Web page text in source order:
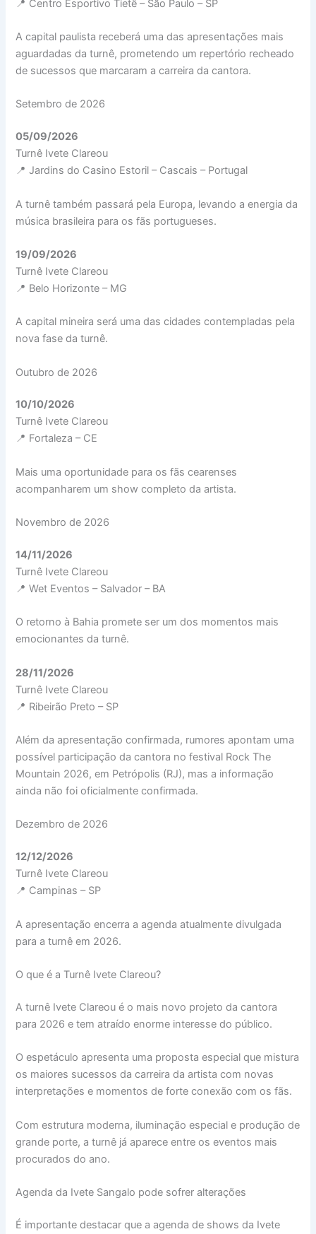
📍 Centro Esportivo Tietê – São Paulo – SP
A capital paulista receberá uma das apresentações mais
aguardadas da turnê, prometendo um repertório recheado
de sucessos que marcaram a carreira da cantora.
Setembro de 2026
05/09/2026
Turnê Ivete Clareou
📍 Jardins do Casino Estoril – Cascais – Portugal
A turnê também passará pela Europa, levando a energia da
música brasileira para os fãs portugueses.
19/09/2026
Turnê Ivete Clareou
📍 Belo Horizonte – MG
A capital mineira será uma das cidades contempladas pela
nova fase da turnê.
Outubro de 2026
10/10/2026
Turnê Ivete Clareou
📍 Fortaleza – CE
Mais uma oportunidade para os fãs cearenses
acompanharem um show completo da artista.
Novembro de 2026
14/11/2026
Turnê Ivete Clareou
📍 Wet Eventos – Salvador – BA
O retorno à Bahia promete ser um dos momentos mais
emocionantes da turnê.
28/11/2026
Turnê Ivete Clareou
📍 Ribeirão Preto – SP
Além da apresentação confirmada, rumores apontam uma
possível participação da cantora no festival Rock The
Mountain 2026, em Petrópolis (RJ), mas a informação
ainda não foi oficialmente confirmada.
Dezembro de 2026
12/12/2026
Turnê Ivete Clareou
📍 Campinas – SP
A apresentação encerra a agenda atualmente divulgada
para a turnê em 2026.
O que é a Turnê Ivete Clareou?
A turnê Ivete Clareou é o mais novo projeto da cantora
para 2026 e tem atraído enorme interesse do público.
O espetáculo apresenta uma proposta especial que mistura
os maiores sucessos da carreira da artista com novas
interpretações e momentos de forte conexão com os fãs.
Com estrutura moderna, iluminação especial e produção de
grande porte, a turnê já aparece entre os eventos mais
procurados do ano.
Agenda da Ivete Sangalo pode sofrer alterações
É importante destacar que a agenda de shows da Ivete